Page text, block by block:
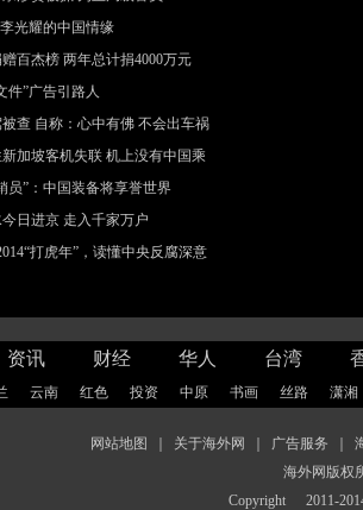
光耀的中国情缘
百杰榜 两年总计捐4000万元
件”广告引路人
查 自称：心中有佛 不会出车祸
加坡客机失联 机上没有中国乘
员”：中国装备将享誉世界
日进京 走入千家万户
打虎年”，读懂中央反腐深意
资讯 财经 华人 台湾
云南 红色 投资 中原 书画 丝路 潇湘
网站地图 关于海外网 广告服务
海外网版权
Copyright
2011-